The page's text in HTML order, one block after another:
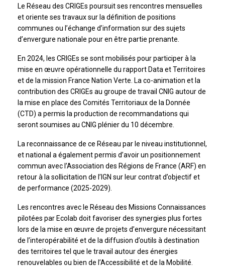
Le Réseau des CRIGEs poursuit ses rencontres mensuelles
et oriente ses travaux sur la définition de positions
communes ou l’échange d’information sur des sujets
d’envergure nationale pour en être partie prenante.
En 2024, les CRIGEs se sont mobilisés pour participer à la
mise en œuvre opérationnelle du rapport Data et Territoires
et de la mission France Nation Verte. La co-animation et la
contribution des CRIGEs au groupe de travail CNIG autour de
la mise en place des Comités Territoriaux de la Donnée
(CTD) a permis la production de recommandations qui
seront soumises au CNIG plénier du 10 décembre.
La reconnaissance de ce Réseau par le niveau institutionnel,
et national a également permis d’avoir un positionnement
commun avec l’Association des Régions de France (ARF) en
retour à la sollicitation de l’IGN sur leur contrat d’objectif et
de performance (2025-2029).
Les rencontres avec le Réseau des Missions Connaissances
pilotées par Ecolab doit favoriser des synergies plus fortes
lors de la mise en œuvre de projets d’envergure nécessitant
de l’interopérabilité et de la diffusion d’outils à destination
des territoires tel que le travail autour des énergies
renouvelables ou bien de l’Accessibilité et de la Mobilité.